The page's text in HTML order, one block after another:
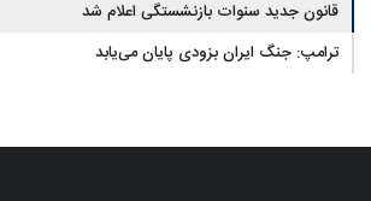
قانون جدید سنوات بازنشستگی اعلام شد
ترامپ: جنگ ایران بزودی پایان می‌یابد